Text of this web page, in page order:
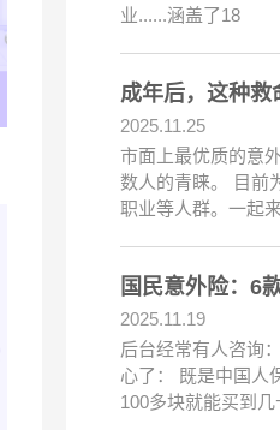
业......涵盖了18
成年后，这种救
2025.11.25
市面上最优质的意
数人的青睐。 目前
职业等人群。一起
国民意外险：6
2025.11.19
后台经常有人咨询
心了： 既是中国人
100多块就能买到